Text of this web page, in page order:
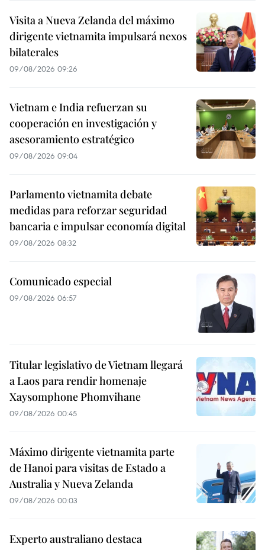
Visita a Nueva Zelanda del máximo
dirigente vietnamita impulsará nexos
bilaterales
09/08/2026 09:26
Vietnam e India refuerzan su
cooperación en investigación y
asesoramiento estratégico
09/08/2026 09:04
Parlamento vietnamita debate
medidas para reforzar seguridad
bancaria e impulsar economía digital
09/08/2026 08:32
Comunicado especial
09/08/2026 06:57
Titular legislativo de Vietnam llegará
a Laos para rendir homenaje
Xaysomphone Phomvihane
09/08/2026 00:45
Máximo dirigente vietnamita parte
de Hanoi para visitas de Estado a
Australia y Nueva Zelanda
09/08/2026 00:03
Experto australiano destaca